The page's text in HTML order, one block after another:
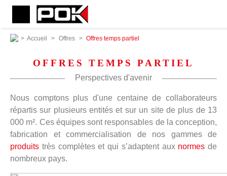
> Accueil > Offres > Offres temps partiel
OFFRES TEMPS PARTIEL
Perspectives d'avenir
Nous comptons plus d'une centaine de collaborateurs
répartis sur plusieurs entités et sur un site de plus de 13
000 m². Ces équipes sont responsables de la conception,
fabrication et commercialisation de nos gammes de
produits très complètes et qui s’adaptent aux normes de
nombreux pays.